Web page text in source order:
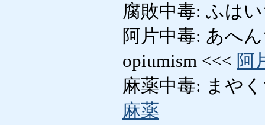
腐敗中毒: ふは
阿片中毒: あへ
opiumism <<< 阿
麻薬中毒: まや
麻薬